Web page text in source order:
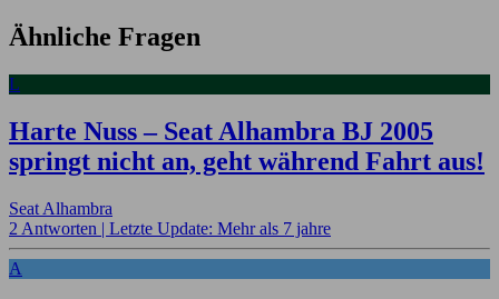
Ähnliche Fragen
L
Harte Nuss – Seat Alhambra BJ 2005
springt nicht an, geht während Fahrt aus!
Seat Alhambra
2 Antworten | Letzte Update: Mehr als 7 jahre
A